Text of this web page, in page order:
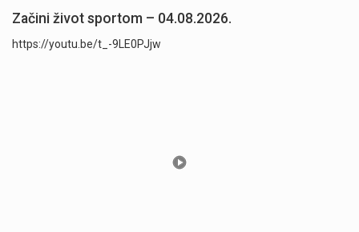
Začini život sportom – 04.08.2026.
https://youtu.be/t_-9LE0PJjw